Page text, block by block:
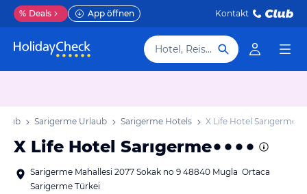
% Deals App öffnen Kontakt
Hotel, Reiseziel
Sarigerme Urlaub Sarigerme Hotels X Life Hotel Sarıgerme
X Life Hotel Sarıgerme
Sarigerme Mahallesi 2077 Sokak no 9 48840 Mugla Ortaca
Sarigerme Türkei